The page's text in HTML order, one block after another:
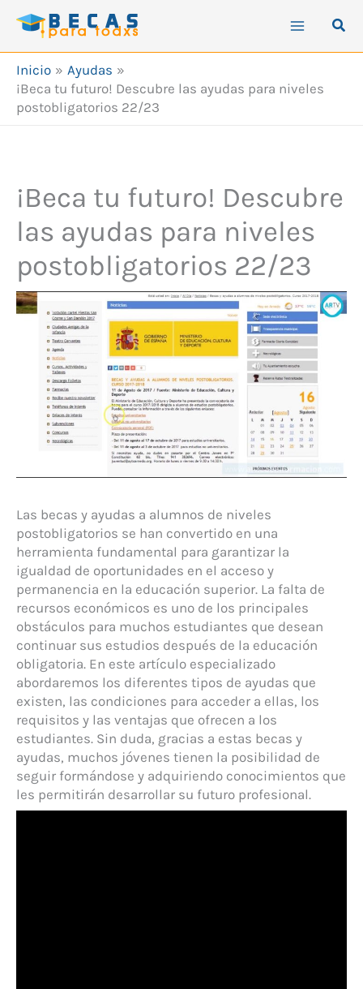
Inicio
Ayudas
¡Beca tu futuro! Descubre las ayudas para niveles
postobligatorios 22/23
¡Beca tu futuro! Descubre
las ayudas para niveles
postobligatorios 22/23
Las becas y ayudas a alumnos de niveles
postobligatorios se han convertido en una
herramienta fundamental para garantizar la
igualdad de oportunidades en el acceso y
permanencia en la educación superior. La falta de
recursos económicos es uno de los principales
obstáculos para muchos estudiantes que desean
continuar sus estudios después de la educación
obligatoria. En este artículo especializado
abordaremos los diferentes tipos de ayudas que
existen, las condiciones para acceder a ellas, los
requisitos y las ventajas que ofrecen a los
estudiantes. Sin duda, gracias a estas becas y
ayudas, muchos jóvenes tienen la posibilidad de
seguir formándose y adquiriendo conocimientos que
les permitirán desarrollar su futuro profesional.